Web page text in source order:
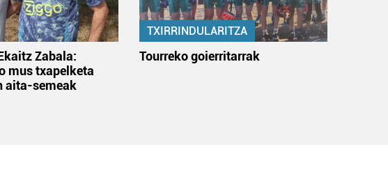
Zabala:
mus txapelketa
aita-semeak
TXIRRINDULARITZA
Tourreko goierritarrak